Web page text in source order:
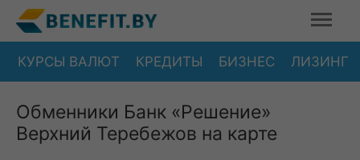
КУРСЫ ВАЛЮТ КРЕДИТЫ БИЗНЕС ЛИЗИНГ
Обменники Банк «Решение»
Верхний Теребежов на карте